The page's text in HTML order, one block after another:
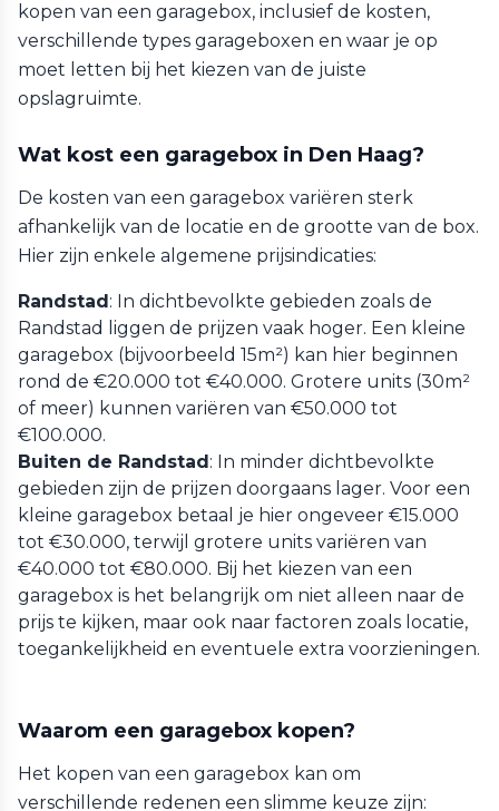
kopen van een garagebox, inclusief de kosten,
verschillende types garageboxen en waar je op
moet letten bij het kiezen van de juiste
opslagruimte.
Wat kost een garagebox in Den Haag?
De kosten van een garagebox variëren sterk
afhankelijk van de locatie en de grootte van de box.
Hier zijn enkele algemene prijsindicaties:
Randstad: In dichtbevolkte gebieden zoals de
Randstad liggen de prijzen vaak hoger. Een kleine
garagebox (bijvoorbeeld 15m²) kan hier beginnen
rond de €20.000 tot €40.000. Grotere units (30m²
of meer) kunnen variëren van €50.000 tot
€100.000.
Buiten de Randstad: In minder dichtbevolkte
gebieden zijn de prijzen doorgaans lager. Voor een
kleine garagebox betaal je hier ongeveer €15.000
tot €30.000, terwijl grotere units variëren van
€40.000 tot €80.000. Bij het kiezen van een
garagebox is het belangrijk om niet alleen naar de
prijs te kijken, maar ook naar factoren zoals locatie,
toegankelijkheid en eventuele extra voorzieningen.
Waarom een garagebox kopen?
Het kopen van een garagebox kan om
verschillende redenen een slimme keuze zijn: